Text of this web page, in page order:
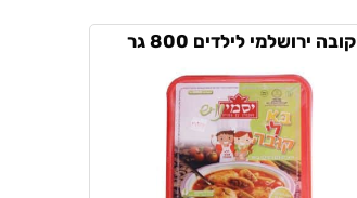
קובה ירושלמי לילדים 800 גר